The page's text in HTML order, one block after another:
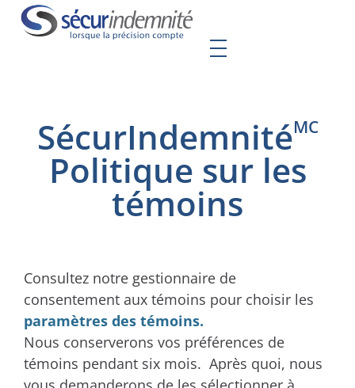
SécurIndemnitéMC
Politique sur les
témoins
Consultez notre gestionnaire de
consentement aux témoins pour choisir les
paramètres des témoins.
Nous conserverons vos préférences de
témoins pendant six mois. Après quoi, nous